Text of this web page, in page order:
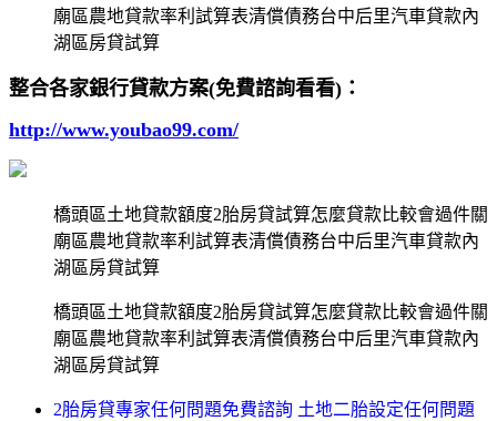
廟區農地貸款率利試算表清償債務台中后里汽車貸款內
湖區房貸試算
整合各家銀行貸款方案(免費諮詢看看)：
http://www.youbao99.com/
橋頭區土地貸款額度2胎房貸試算怎麼貸款比較會過件關
廟區農地貸款率利試算表清償債務台中后里汽車貸款內
湖區房貸試算
橋頭區土地貸款額度2胎房貸試算怎麼貸款比較會過件關
廟區農地貸款率利試算表清償債務台中后里汽車貸款內
湖區房貸試算
2胎房貸專家任何問題免費諮詢 土地二胎設定任何問題